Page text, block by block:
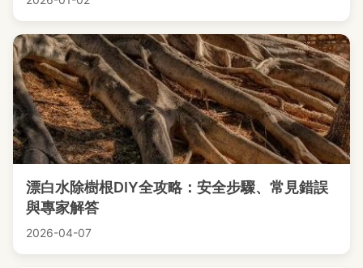
漂白水除樹根DIY全攻略：安全步驟、常見錯誤
與專家解答
2026-04-07